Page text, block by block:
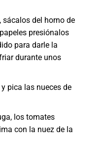
sácalos del horno de
presiónalos
para darle la
durante unos
pica las nueces de
los tomates
con la nuez de la